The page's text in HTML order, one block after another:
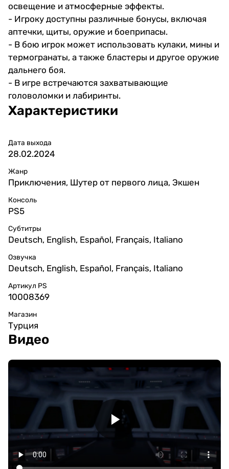
освещение и атмосферные эффекты.
- Игроку доступны различные бонусы, включая
аптечки, щиты, оружие и боеприпасы.
- В бою игрок может использовать кулаки, мины и
термогранаты, а также бластеры и другое оружие
дальнего боя.
- В игре встречаются захватывающие
головоломки и лабиринты.
Характеристики
Дата выхода
28.02.2024
Жанр
Приключения, Шутер от первого лица, Экшен
Консоль
PS5
Субтитры
Deutsch, English, Español, Français, Italiano
Озвучка
Deutsch, English, Español, Français, Italiano
Артикул PS
10008369
Магазин
Турция
Видео